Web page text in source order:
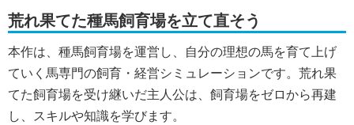
荒れ果てた種馬飼育場を立て直そう
本作は、種馬飼育場を運営し、自分の理想の馬を育て上げ
ていく馬専門の飼育・経営シミュレーションです。荒れ果
てた飼育場を受け継いだ主人公は、飼育場をゼロから再建
し、スキルや知識を学びます。